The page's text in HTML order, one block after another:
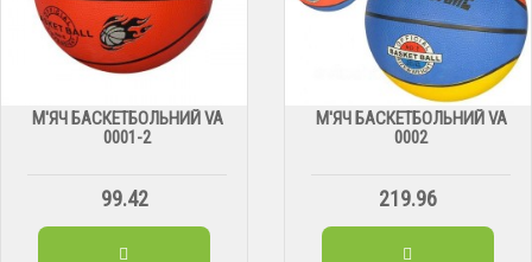
М'ЯЧ БАСКЕТБОЛЬНИЙ VA
0001-2
99.42
М'ЯЧ БАСКЕТБОЛЬНИЙ VA
0002
219.96